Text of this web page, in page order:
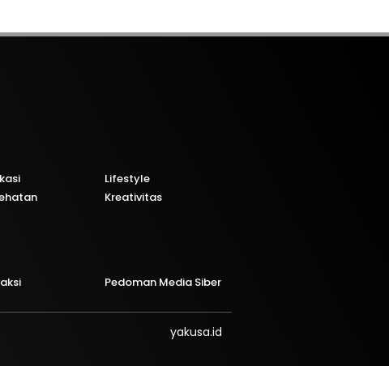
Lifestyle
Kreativitas
Pedoman Media Siber
yakusa.id